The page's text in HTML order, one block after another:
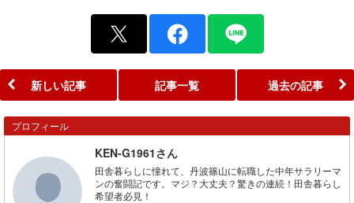
新しい記事 記事一覧 過去の記事
プロフィール
KEN-G1961さん
田舎暮らしに憧れて、丹波篠山に転職した中年サラリーマ
ンの奮闘記です。マジ？大丈夫？驚きの連続！田舎暮らし
希望者必見！